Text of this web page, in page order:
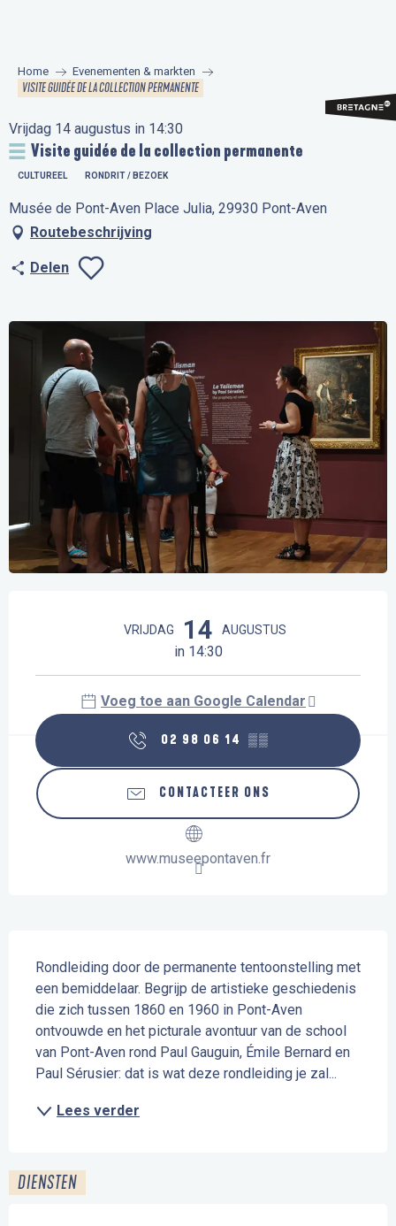
principal
Home Evenementen & markten
VISITE GUIDÉE DE LA COLLECTION PERMANENTE
Vrijdag 14 augustus in 14:30
Visite guidée de la collection permanente
CULTUREEL RONDRIT / BEZOEK
Musée de Pont-Aven Place Julia, 29930 Pont-Aven
Routebeschrijving
Delen
VRIJDAG 14 AUGUSTUS
in 14:30
Voeg toe aan Google Calendar
02 98 06 14 ▒▒
CONTACTEER ONS
www.museepontaven.fr
Rondleiding door de permanente tentoonstelling met
een bemiddelaar. Begrijp de artistieke geschiedenis
die zich tussen 1860 en 1960 in Pont-Aven
ontvouwde en het picturale avontuur van de school
van Pont-Aven rond Paul Gauguin, Émile Bernard en
Paul Sérusier: dat is wat deze rondleiding je zal...
Lees verder
DIENSTEN